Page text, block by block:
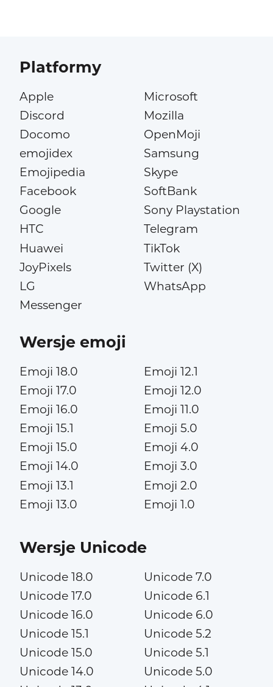
Platformy
Apple
Discord
Docomo
emojidex
Emojipedia
Facebook
Google
HTC
Huawei
JoyPixels
LG
Messenger
Microsoft
Mozilla
OpenMoji
Samsung
Skype
SoftBank
Sony Playstation
Telegram
TikTok
Twitter (X)
WhatsApp
Wersje emoji
Emoji 18.0
Emoji 17.0
Emoji 16.0
Emoji 15.1
Emoji 15.0
Emoji 14.0
Emoji 13.1
Emoji 13.0
Emoji 12.1
Emoji 12.0
Emoji 11.0
Emoji 5.0
Emoji 4.0
Emoji 3.0
Emoji 2.0
Emoji 1.0
Wersje Unicode
Unicode 18.0
Unicode 17.0
Unicode 16.0
Unicode 15.1
Unicode 15.0
Unicode 14.0
Unicode 7.0
Unicode 6.1
Unicode 6.0
Unicode 5.2
Unicode 5.1
Unicode 5.0